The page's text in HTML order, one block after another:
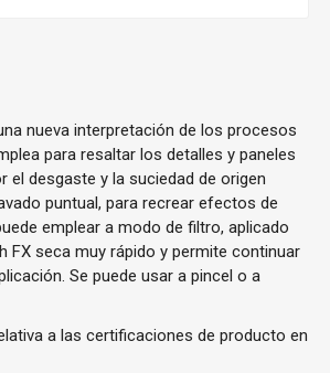
nueva interpretación de los procesos
para resaltar los detalles y paneles
desgaste y la suciedad de origen
puntual, para recrear efectos de
emplear a modo de filtro, aplicado
FX seca muy rápido y permite continuar
Se puede usar a pincel o a
a las certificaciones de producto en